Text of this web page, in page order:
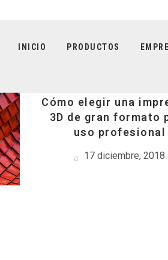
INICIO PRODUCTOS
Cómo elegir una
3D de gran formato
uso profesional
17 diciembre, 2018